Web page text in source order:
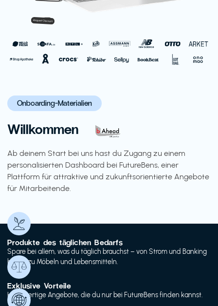
Onboarding-Materialien
Willkommen
Ab deinem Start bei uns hast du Zugang zu einem
personalisierten Dashboard bei FutureBens, einer
Plattform für attraktive und zukunftsorientierte Angebote
für Mitarbeitende.
Produkte des täglichen Bedarfs
Spare bei allem, was du täglich brauchst – von Strom und Banking
bis hin zu Möbeln und Lebensmitteln.
Exklusive Vorteile
Hochwertige Angebote, die du nur bei FutureBens finden kannst.